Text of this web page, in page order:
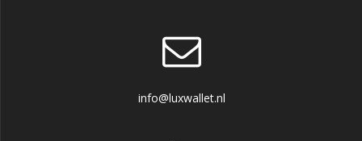
info@luxwallet.nl